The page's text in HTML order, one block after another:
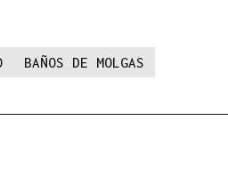
BAÑOS DE MOLGAS